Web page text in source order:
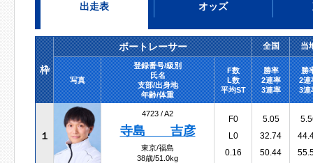
出走表 オッズ
枠
ボートレーサー 全国 当
写真
登録番号/級別
氏名
支部/出身地
年齢/体重
F数
L数
平均ST
勝率
2連率
3連率
勝
2連
3連
１
4723 /A2
寺島 吉彦
東京/福島
38歳/51.0kg
F0
L0
0.16
5.05
32.74
50.44